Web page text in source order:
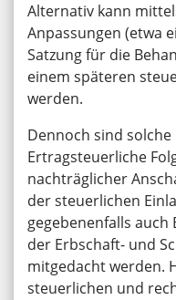
Alternativ kann
Anpassungen (etwa
Satzung für die
einem späteren
werden.
Dennoch sind
Ertragsteuerliche
nachträglicher
der steuerlichen
gegebenenfalls
der Erbschaft- und
mitgedacht werden.
steuerlichen und